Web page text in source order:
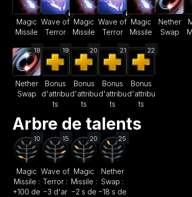
Magic
Missile
Wave of
Terror
Magic
Missile
Wave of
Terror
Magic
Missile
Nether
Swap
18
Nether
Swap
19
Bonus
d'attribu
ts
20
Bonus
d'attribu
ts
21
Bonus
d'attribu
ts
22
Bonus
d'attribu
ts
Arbre de talents
10
Magic
Missile :
+100 de
15
Wave of
Terror :
−3 d'ar
20
Magic
Missile :
−2 s de
25
Nether
Swap :
−18 s de